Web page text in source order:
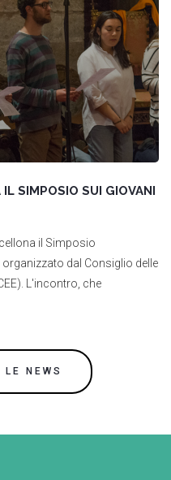
SIMPOSIO SUI GIOVANI
il Simposio
dal Consiglio delle
L'incontro, che
NEWS